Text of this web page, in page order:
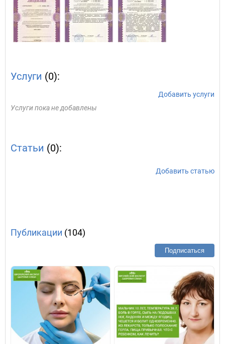
Услуги (0):
Добавить услуги
Услуги пока не добавлены
Статьи (0):
Добавить статью
Публикации (104)
Подписаться